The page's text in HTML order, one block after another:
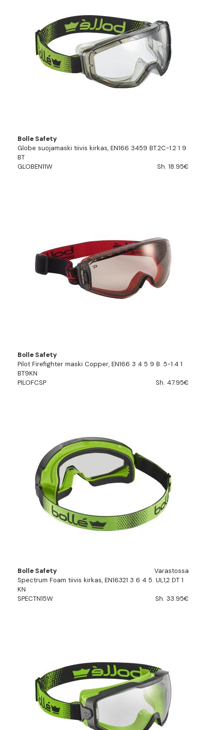
Bolle Safety
Globe suojamaski tiivis kirkas, EN166 3459 BT.2C-1.2 1 9
BT
GLOBEN11W
Sh. 18.95€
Bolle Safety
Pilot Firefighter maski Copper, EN166 3 4 5 9 B. 5-1.4 1
BT9KN
PILOFCSP
Sh. 47.95€
Bolle Safety
Varastossa
Spectrum Foam tiivis kirkas, EN16321 3 6 4 5. UL1,2 DT 1
KN
SPECTN15W
Sh. 33.95€